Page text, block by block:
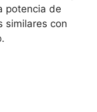
potencia de
similares con